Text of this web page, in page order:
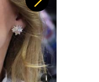
Další